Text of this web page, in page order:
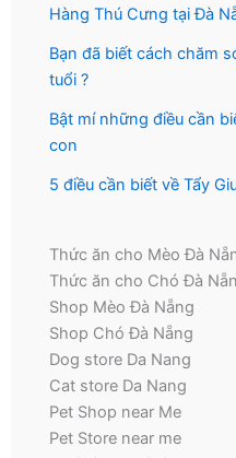
Hàng Thú Cưng tại Đà
Bạn đã biết cách chăm
tuổi ?
Bật mí những điều cần
con
5 điều cần biết về Tẩy
Thức ăn cho Mèo Đà
Thức ăn cho Chó Đà
Shop Mèo Đà Nẵng
Shop Chó Đà Nẵng
Dog store Da Nang
Cat store Da Nang
Pet Shop near Me
Pet Store near me